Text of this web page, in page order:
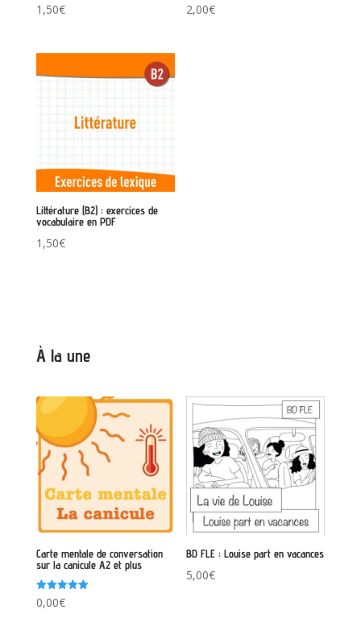
1,50€ 2,00€
Littérature (B2) : exercices de
vocabulaire en PDF
1,50€
À la une
Carte mentale de conversation
sur la canicule A2 et plus
Note
5.00
0,00€
BD FLE : Louise part en vacances
5,00€